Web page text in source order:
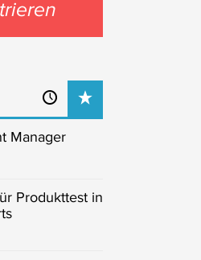
Manager
Produkttest in